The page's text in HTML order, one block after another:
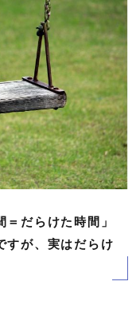
＝だらけた時間」
すが、実はだらけ